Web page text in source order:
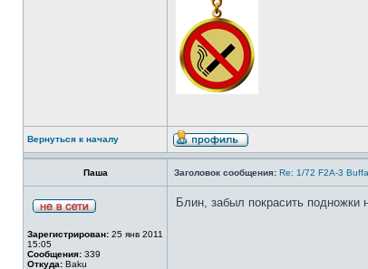
Вернуться к началу
Паша Заголовок сообщения: Re: 1/72 F2A-3
Зарегистрирован: 25 янв 2011
15:05
Сообщения: 339
Откуда: Baku
Блин, забыл покрасить